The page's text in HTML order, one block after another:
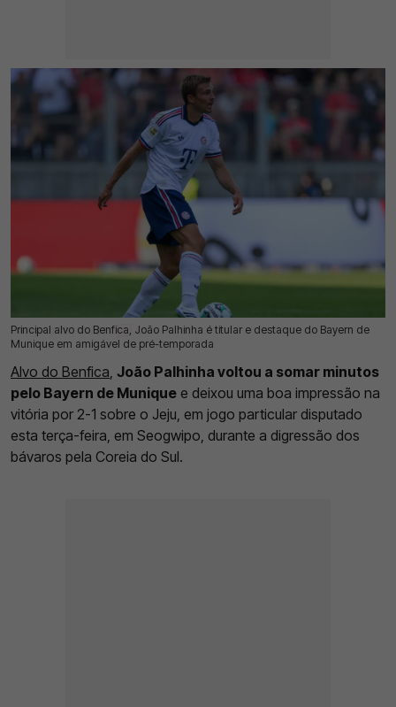
Principal alvo do Benfica, João Palhinha é titular e destaque do Bayern de
Munique em amigável de pré-temporada
04 Ago 2026 | 16:22 | 0
Alvo do Benfica, João Palhinha voltou a somar minutos
pelo Bayern de Munique e deixou uma boa impressão na
vitória por 2-1 sobre o Jeju, em jogo particular disputado
esta terça-feira, em Seogwipo, durante a digressão dos
bávaros pela Coreia do Sul.